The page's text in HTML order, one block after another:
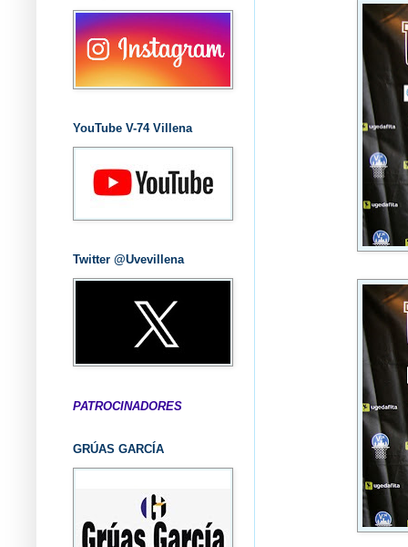
YouTube V-74 Villena
Twitter @Uvevillena
PATROCINADORES
GRÚAS GARCÍA